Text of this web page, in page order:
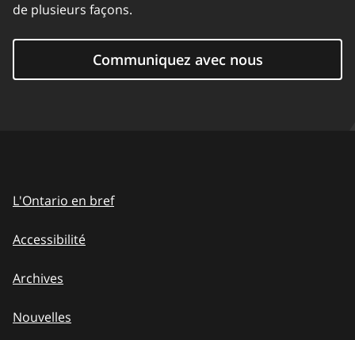
de plusieurs façons.
Communiquez avec nous
L'Ontario en bref
Accessibilité
Archives
Nouvelles